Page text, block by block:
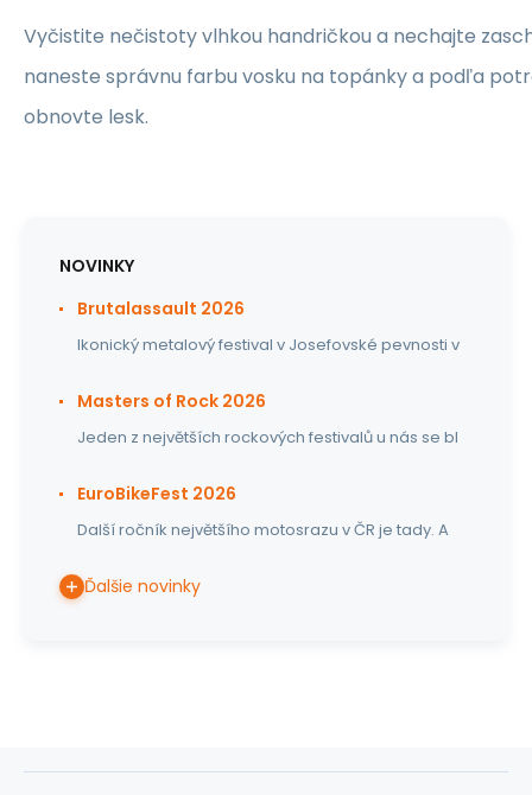
Vyčistite nečistoty vlhkou handričkou a nechajte
naneste správnu farbu vosku na topánky a podľa
obnovte lesk.
NOVINKY
Brutalassault 2026
Ikonický metalový festival v Josefovské pevnosti v
Masters of Rock 2026
Jeden z největších rockových festivalů u nás se bl
EuroBikeFest 2026
Další ročník největšího motosrazu v ČR je tady. A
Ďalšie novinky